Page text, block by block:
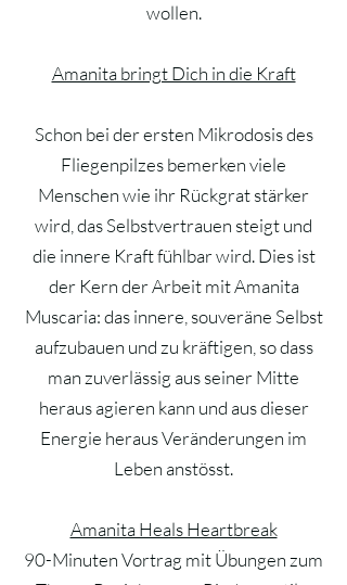
wollen.
Amanita bringt Dich in die Kraft
Schon bei der ersten Mikrodosis des
Fliegenpilzes bemerken viele
Menschen wie ihr Rückgrat stärker
wird, das Selbstvertrauen steigt und
die innere Kraft fühlbar wird. Dies ist
der Kern der Arbeit mit Amanita
Muscaria: das innere, souveräne Selbst
aufzubauen und zu kräftigen, so dass
man zuverlässig aus seiner Mitte
heraus agieren kann und aus dieser
Energie heraus Veränderungen im
Leben anstösst.
Amanita Heals Heartbreak
90-Minuten Vortrag mit Übungen zum